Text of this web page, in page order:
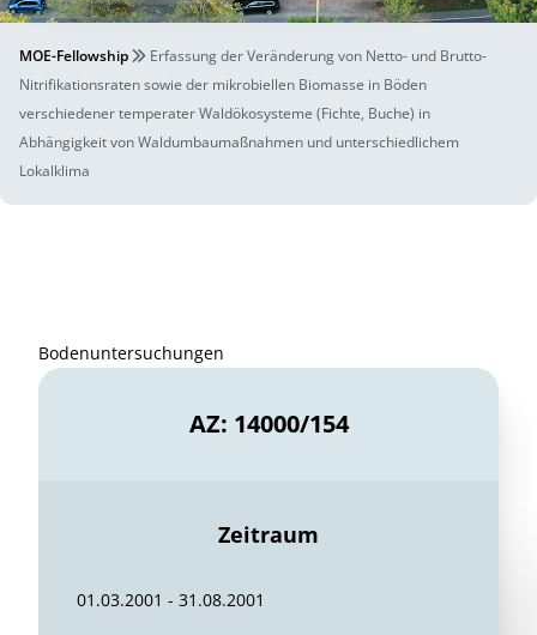
MOE-Fellowship
Erfassung der Veränderung von Netto- und Brutto-
Nitrifikationsraten sowie der mikrobiellen Biomasse in Böden
verschiedener temperater Waldökosysteme (Fichte, Buche) in
Abhängigkeit von Waldumbaumaßnahmen und unterschiedlichem
Lokalklima
Bodenuntersuchungen
AZ: 14000/154
Zeitraum
01.03.2001 - 31.08.2001